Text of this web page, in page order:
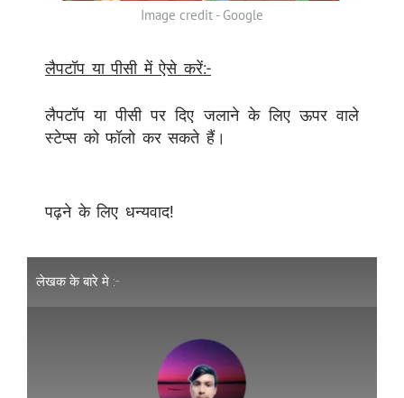
Image credit - Google
लैपटॉप या पीसी में ऐसे करें:-
लैपटॉप या पीसी पर दिए जलाने के लिए ऊपर वाले
स्टेप्स को फॉलो कर सकते हैं।
पढ़ने के लिए धन्यवाद!
लेखक के बारे मे :-